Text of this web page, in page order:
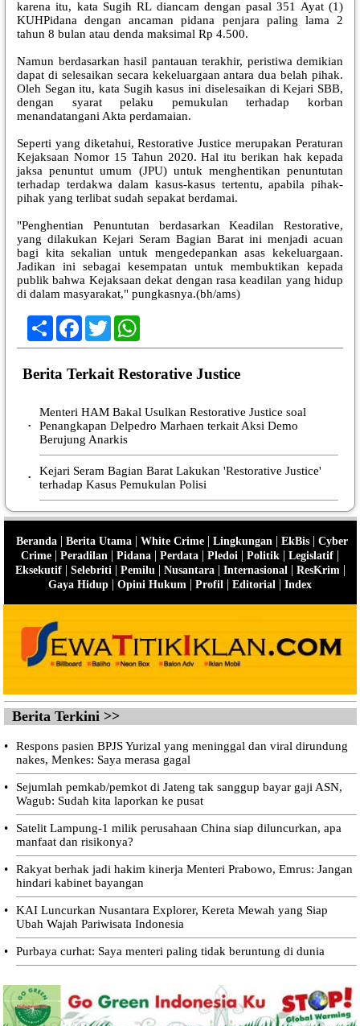
karena itu, kata Sugih RL diancam dengan pasal 351 Ayat (1)
KUHPidana dengan ancaman pidana penjara paling lama 2
tahun 8 bulan atau denda maksimal Rp 4.500.
Namun berdasarkan hasil pantauan terakhir, peristiwa demikian
dapat di selesaikan secara kekeluargaan antara dua belah pihak.
Oleh Segan itu, kata Sugih kasus ini diselesaikan di Kejari SBB,
dengan syarat pelaku pemukulan terhadap korban
menandatangani Akta perdamaian.
Seperti yang diketahui, Restorative Justice merupakan Peraturan
Kejaksaan Nomor 15 Tahun 2020. Hal itu berikan hak kepada
jaksa penuntut umum (JPU) untuk menghentikan penuntutan
terhadap terdakwa dalam kasus-kasus tertentu, apabila pihak-
pihak yang terlibat sudah sepakat berdamai.
"Penghentian Penuntutan berdasarkan Keadilan Restorative,
yang dilakukan Kejari Seram Bagian Barat ini menjadi acuan
bagi kita sekalian untuk mengedepankan asas kekeluargaan.
Jadikan ini sebagai kesempatan untuk membuktikan kepada
publik bahwa Kejaksaan dekat dengan rasa keadilan yang hidup
di dalam masyarakat," pungkasnya.(bh/ams)
ShareFacebook
TwitterWhatsApp
Berita Terkait Restorative Justice
•
Menteri HAM Bakal Usulkan Restorative Justice soal
Penangkapan Delpedro Marhaen terkait Aksi Demo
Berujung Anarkis
•
Kejari Seram Bagian Barat Lakukan 'Restorative Justice'
terhadap Kasus Pemukulan Polisi
Beranda| Berita Utama| White Crime| Lingkungan | EkBis| Cyber
Crime | Peradilan | Pidana | Perdata | Pledoi | Politik | Legislatif |
Eksekutif| Selebriti | Pemilu | Nusantara| Internasional | ResKrim |
Gaya Hidup | Opini Hukum | Profil | Editorial | Index
Berita Terkini >>
•
Respons pasien BPJS Yurizal yang meninggal dan viral dirundung
nakes, Menkes: Saya merasa gagal
•
Sejumlah pemkab/pemkot di Jateng tak sanggup bayar gaji ASN,
Wagub: Sudah kita laporkan ke pusat
•
Satelit Lampung-1 milik perusahaan China siap diluncurkan, apa
manfaat dan risikonya?
•
Rakyat berhak jadi hakim kinerja Menteri Prabowo, Emrus: Jangan
hindari kabinet bayangan
•
KAI Luncurkan Nusantara Explorer, Kereta Mewah yang Siap
Ubah Wajah Pariwisata Indonesia
• Purbaya curhat: Saya menteri paling tidak beruntung di dunia